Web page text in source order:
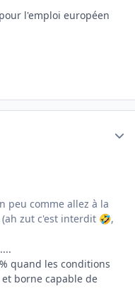
l'emploi européen
peu comme allez à la
zut c'est interdit 🤣,
quand les conditions
borne capable de